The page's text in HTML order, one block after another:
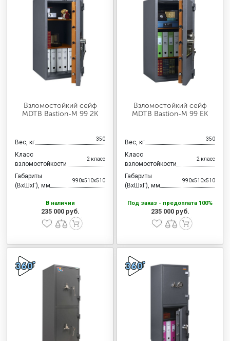
Взломостойкий сейф
MDTB Bastion-M 99 2K
Вес, кг 350
Класс
взломостойкости
2 класс
Габариты
(ВхШхГ), мм
990x510x510
В наличии
235 000 руб.
Взломостойкий сейф
MDTB Bastion-M 99 EK
Вес, кг 350
Класс
взломостойкости
2 класс
Габариты
(ВхШхГ), мм
990x510x510
Под заказ - предоплата 100%
235 000 руб.